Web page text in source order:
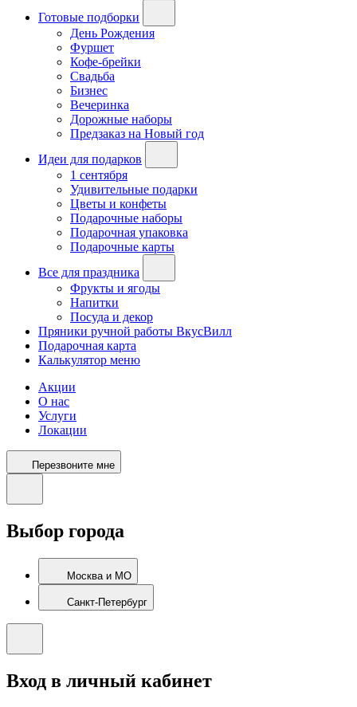
Готовые подборки
День Рождения
Фуршет
Кофе-брейки
Свадьба
Бизнес
Вечеринка
Дорожные наборы
Предзаказ на Новый год
Идеи для подарков
1 сентября
Удивительные подарки
Цветы и конфеты
Подарочные наборы
Подарочная упаковка
Подарочные карты
Все для праздника
Фрукты и ягоды
Напитки
Посуда и декор
Пряники ручной работы ВкусВилл
Подарочная карта
Калькулятор меню
Акции
О нас
Услуги
Локации
Перезвоните мне
Выбор города
Москва и МО
Санкт-Петербург
Вход в личный кабинет